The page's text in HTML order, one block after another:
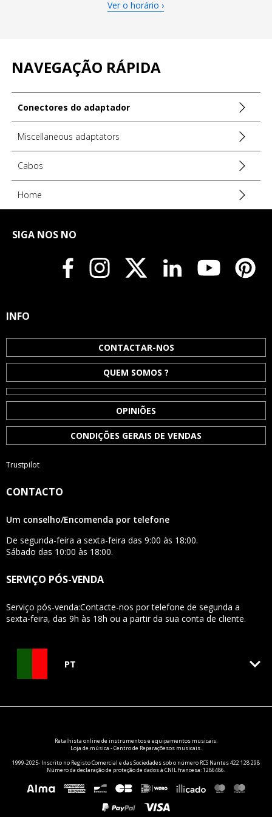
SSE HPAQA1Ver o horário ›
NAVEGAÇÃO RÁPIDA
Home
Cabos
Miscellaneous adaptators
Conectores do adaptador
SIGA NOS NO
CONTACTO
Um conselho/Encomenda por telefone
De segunda-feira a sexta-feira das 9:00 às 18:00.
Sábado das 10:00 às 18:00.
SERVIÇO PÓS-VENDA
Serviço pós-venda:Contacte-nos por telefone de segunda a
sexta-feira, das 9h às 18h ou a partir da sua conta de cliente.
PT keyboard_arrow_down
INFO
CONTACTAR-NOS
QUEM SOMOS ?
OPINIÕES
CONDIÇÕES GERAIS DE VENDAS
Trustpilot
Retalhista online deinstrumentos e equipamentos musicais.
Loja de música - Centro de Reparaçõesos musicais.
1999-2025- Inscrito no Registo Comercial e das Sociedades sob o número RCS Nantes 422 128 298
Número da declaração de proteção de dados à CNIL francesa: 1286486.